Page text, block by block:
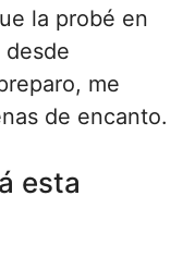
la probé en
desde
me
de encanto.
esta